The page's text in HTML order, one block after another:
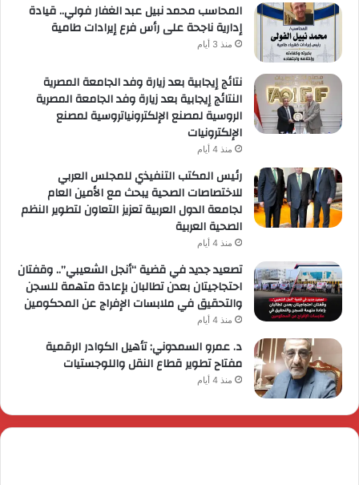
المحاسب محمد نبيل عبد الغفار فولي.. قيادة
إدارية ناجحة على رأس فرع إيرادات طامية
منذ 3 أيام
نتائج إيجابية بعد زيارة وفد الجامعة المصرية
النتائج إيجابية بعد زيارة وفد الجامعة المصرية
الروسية لمصنع الإلكترونياتروسية لمصنع
الإلكترونيات
منذ 4 أيام
رئيس المكتب التنفيذي للمجلس العربي
للاختصاصات الصحية يبحث مع الأمين العام
لجامعة الدول العربية تعزيز التعاون لتطوير النظم
الصحية العربية
منذ 4 أيام
تصعيد جديد في قضية “أنجل الشعيبي”.. وقفتان
احتجاجيتان بعدن تطالبان بإعادة متهمة للسجن
والتحقيق في ملابسات الإفراج عن المحكومين
منذ 4 أيام
د. عمرو السمدوني: تأهيل الكوادر الرقمية
مفتاح تطوير قطاع النقل واللوجستيات
منذ 4 أيام